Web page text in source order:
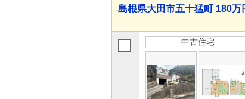
島根県大田市五十猛町 180万
中古住宅